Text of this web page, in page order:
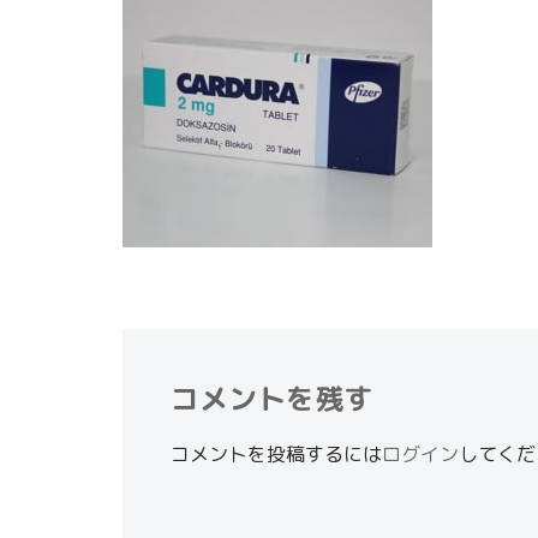
コメントを残す
コメントを投稿するにはログインしてく